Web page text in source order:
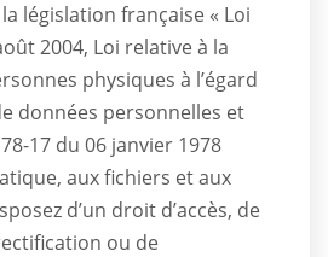
législation française « Loi
2004, Loi relative à la
physiques à l’égard
données personnelles et
17 du 06 janvier 1978
aux fichiers et aux
d’un droit d’accès, de
ou de